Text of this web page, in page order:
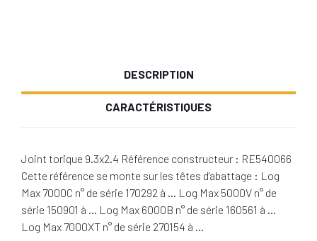
DESCRIPTION
CARACTÉRISTIQUES
Joint torique 9.3x2.4 Référence constructeur : RE540066
Cette référence se monte sur les têtes d'abattage : Log
Max 7000C n° de série 170292 à … Log Max 5000V n° de
série 150901 à … Log Max 6000B n° de série 160561 à …
Log Max 7000XT n° de série 270154 à …